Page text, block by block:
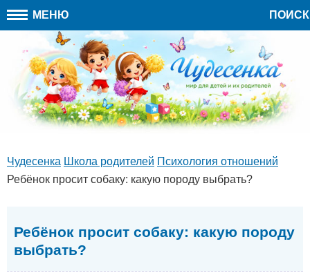
МЕНЮ ПОИСК
Чудесенка Школа родителей Психология отношений
Ребёнок просит собаку: какую породу выбрать?
Ребёнок просит собаку: какую породу
выбрать?